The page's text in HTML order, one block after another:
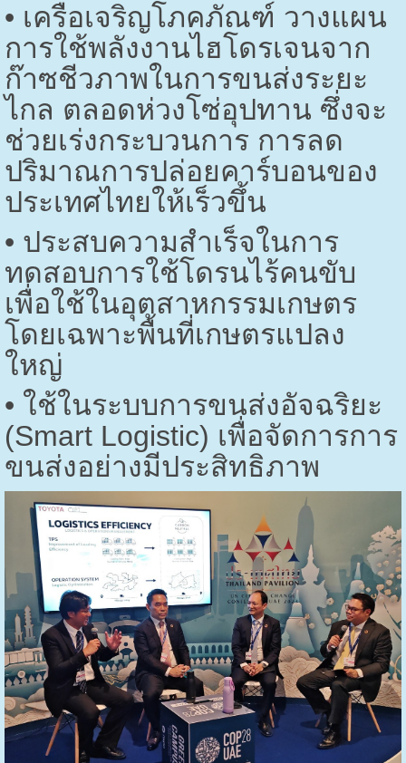
• เครือเจริญโภคภัณฑ์ วางแผน
การใช้พลังงานไฮโดรเจนจาก
ก๊าซชีวภาพในการขนส่งระยะ
ไกล ตลอดห่วงโซ่อุปทาน ซึ่งจะ
ช่วยเร่งกระบวนการ การลด
ปริมาณการปล่อยคาร์บอนของ
ประเทศไทยให้เร็วขึ้น
• ประสบความสำเร็จในการ
ทดสอบการใช้โดรนไร้คนขับ
เพื่อใช้ในอุตสาหกรรมเกษตร
โดยเฉพาะพื้นที่เกษตรแปลง
ใหญ่
• ใช้ในระบบการขนส่งอัจฉริยะ
(Smart Logistic) เพื่อจัดการการ
ขนส่งอย่างมีประสิทธิภาพ